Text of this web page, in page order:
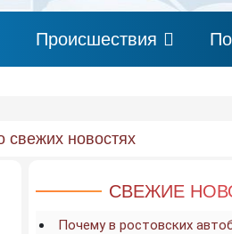
Происшествия
новостях
СВЕЖИЕ
Почему в ростовских